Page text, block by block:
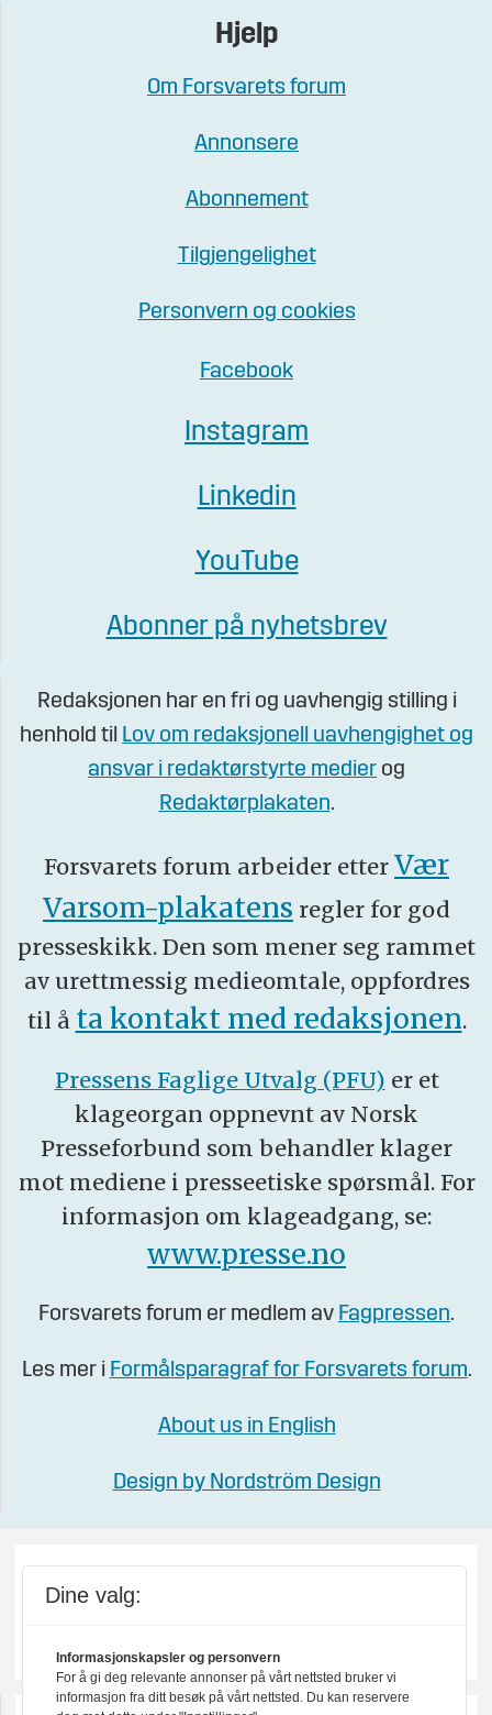
Hjelp
Om Forsvarets forum
Annonsere
Abonnement
Tilgjengelighet
Personvern og cookies
Facebook
Instagram
Linkedin
YouTube
Abonner på nyhetsbrev
Redaksjonen har en fri og uavhengig stilling i
henhold til Lov om redaksjonell uavhengighet og
ansvar i redaktørstyrte medier og
Redaktørplakaten.
Forsvarets forum arbeider etter Vær
Varsom-plakatens regler for god
presseskikk. Den som mener seg rammet
av urettmessig medieomtale, oppfordres
til å ta kontakt med redaksjonen.
Pressens Faglige Utvalg (PFU) er et
klageorgan oppnevnt av Norsk
Presseforbund som behandler klager
mot mediene i presseetiske spørsmål. For
informasjon om klageadgang, se:
www.presse.no
Forsvarets forum er medlem av Fagpressen.
Les mer i Formålsparagraf for Forsvarets forum.
About us in English
Design by Nordström Design
Dine valg:
Informasjonskapsler og personvern
For å gi deg relevante annonser på vårt nettsted bruker vi
informasjon fra ditt besøk på vårt nettsted. Du kan reservere